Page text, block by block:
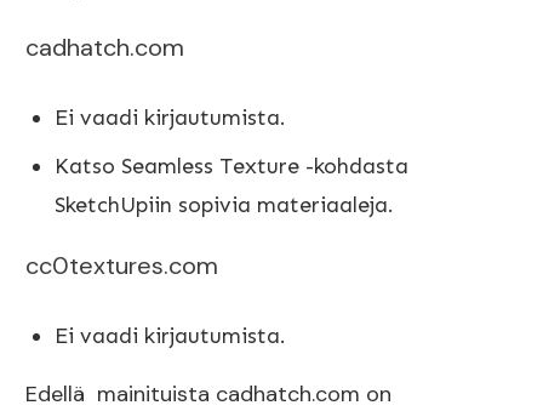
cadhatch.com
Ei vaadi kirjautumista.
Katso Seamless Texture -kohdasta
SketchUpiin sopivia materiaaleja.
cc0textures.com
Ei vaadi kirjautumista.
Edellä mainituista cadhatch.com on